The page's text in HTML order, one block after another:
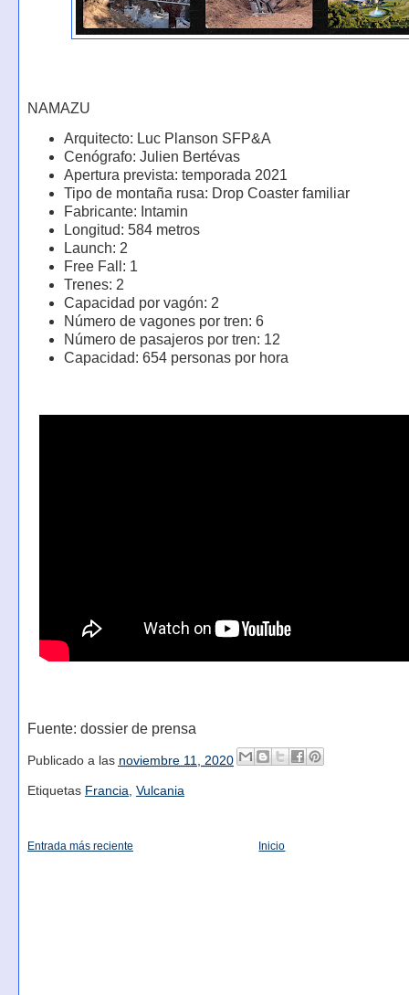
NAMAZU
Arquitecto: Luc Planson SFP&A
Cenógrafo: Julien Bertévas
Apertura prevista: temporada 2021
Tipo de montaña rusa: Drop Coaster familiar
Fabricante: Intamin
Longitud: 584 metros
Launch: 2
Free Fall: 1
Trenes: 2
Capacidad por vagón: 2
Número de vagones por tren: 6
Número de pasajeros por tren: 12
Capacidad: 654 personas por hora
Fuente: dossier de prensa
Publicado a las noviembre 11, 2020
Etiquetas Francia Vulcania
Entrada más reciente Inicio